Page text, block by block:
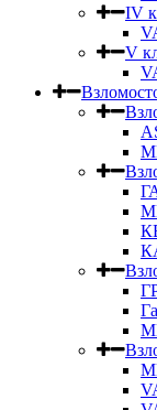
IV
V